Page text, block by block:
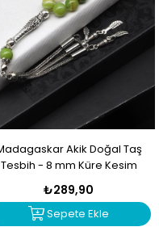
Akik Doğal Taş
Tesbih - 8 mm Küre Kesim
₺289,90
Sepete Ekle